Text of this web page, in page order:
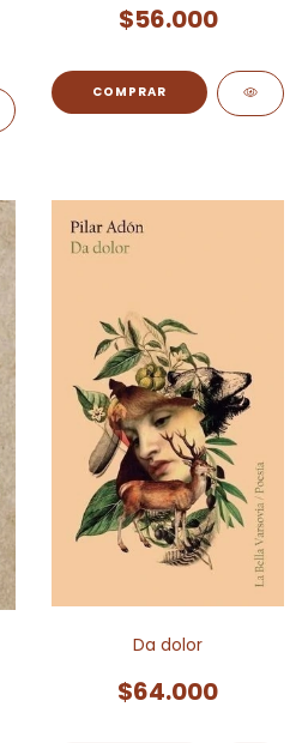
$56.000
Da dolor
$64.000